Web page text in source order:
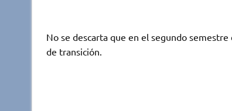
No se descarta que en el segundo
de transición.